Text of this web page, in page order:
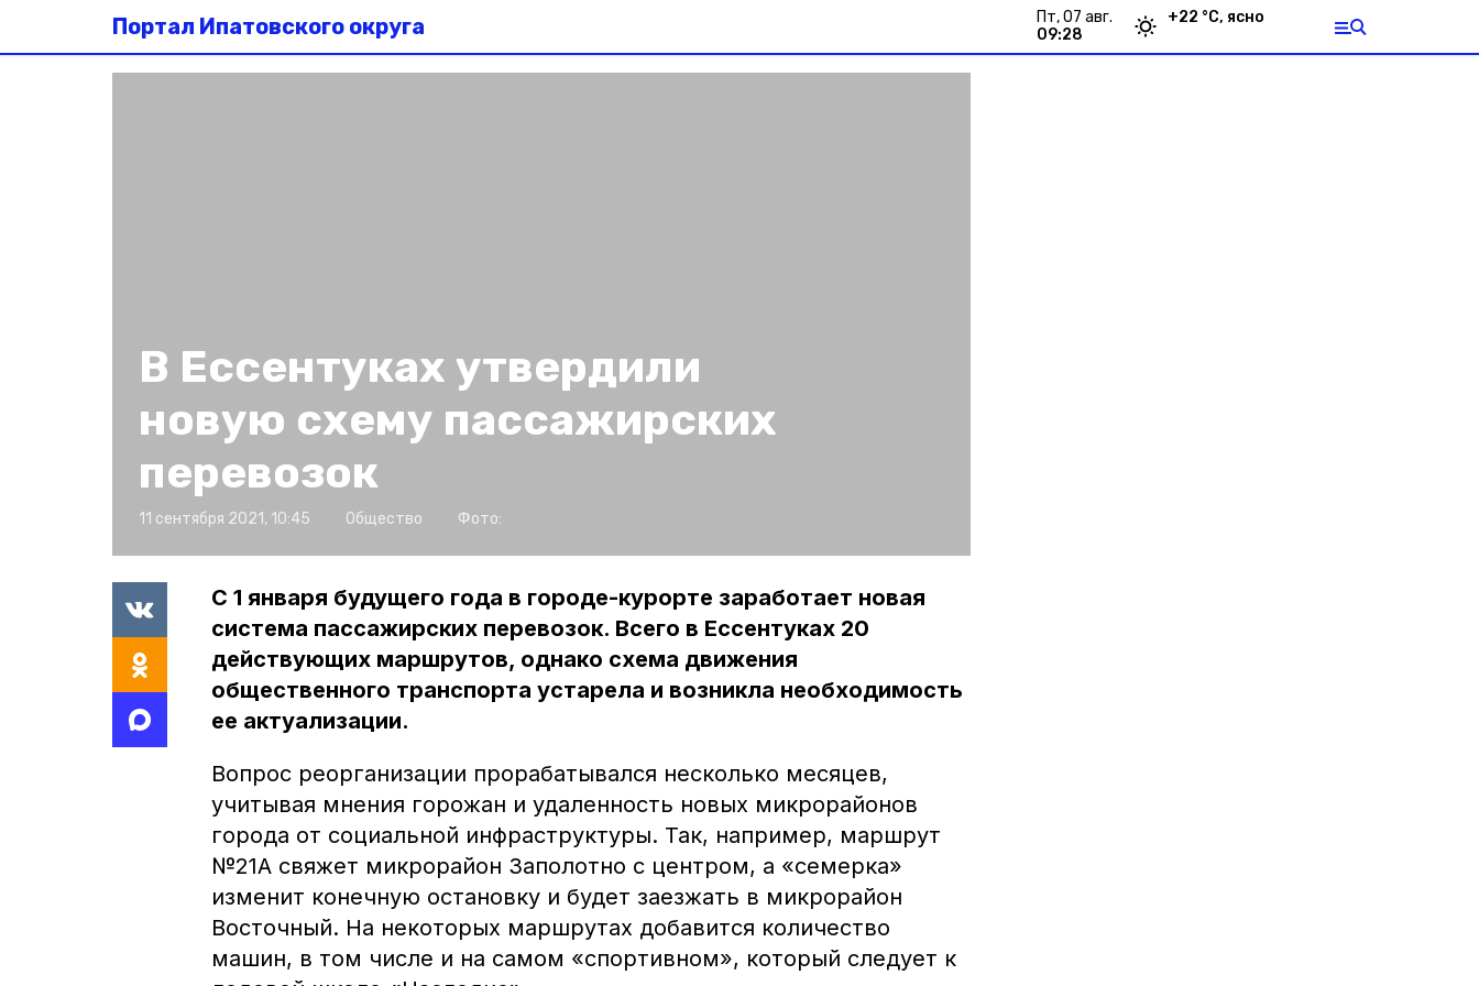
Портал Ипатовского округа
пт, 07 авг.
09:28
+22 °С, ясно
В Ессентуках утвердили
новую схему пассажирских
перевозок
11 сентября 2021, 10:45 Общество Фото:
С 1 января будущего года в городе-курорте заработает новая
система пассажирских перевозок. Всего в Ессентуках 20
действующих маршрутов, однако схема движения
общественного транспорта устарела и возникла необходимость
ее актуализации.
Вопрос реорганизации прорабатывался несколько месяцев,
учитывая мнения горожан и удаленность новых микрорайонов
города от социальной инфраструктуры. Так, например, маршрут
№21А свяжет микрорайон Заполотно с центром, а «семерка»
изменит конечную остановку и будет заезжать в микрорайон
Восточный. На некоторых маршрутах добавится количество
машин, в том числе и на самом «спортивном», который следует к